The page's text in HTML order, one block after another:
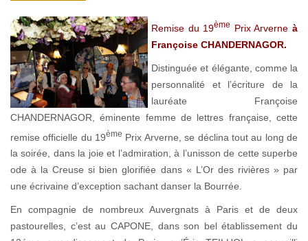
Remise du 19ème Prix Arverne à
Françoise CHANDERNAGOR.
Distinguée et élégante, comme la
personnalité et l’écriture de la
lauréate Françoise
CHANDERNAGOR, éminente femme de lettres française, cette
remise officielle du 19ème Prix Arverne, se déclina tout au long de
la soirée, dans la joie et l’admiration, à l’unisson de cette superbe
ode à la Creuse si bien glorifiée dans « L’Or des rivières » par
une écrivaine d’exception sachant danser la Bourrée.
En compagnie de nombreux Auvergnats à Paris et de deux
pastourelles, c’est au CAPONE, dans son bel établissement du